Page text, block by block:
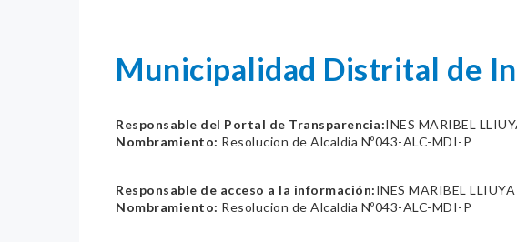
Municipalidad Distrital de
Responsable del Portal de Transparencia:INES MARIBEL
Nombramiento: Resolucion de Alcaldia Nº043-ALC-MDI-P
Responsable de acceso a la información:INES MARIBEL
Nombramiento: Resolucion de Alcaldia Nº043-ALC-MDI-P